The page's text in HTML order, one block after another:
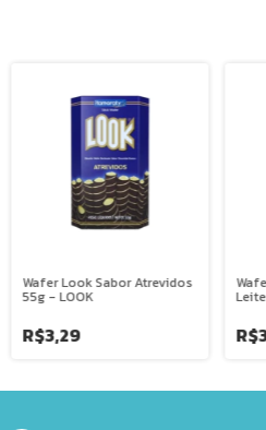
Wafer Look Sabor Atrevidos
55g - LOOK
R$3,29